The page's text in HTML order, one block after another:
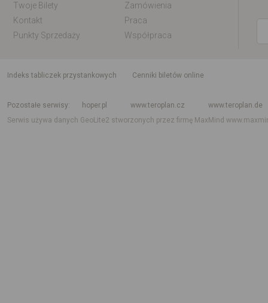
Twoje Bilety
Zamówienia
Kontakt
Praca
Punkty Sprzedaży
Współpraca
indeks tabliczek przystankowych
Cenniki biletów online
Pozostałe serwisy
hoper.pl www.teroplan.cz
www.teroplan.de
Serwis używa danych GeoLite2 stworzonych przez firmę MaxMind